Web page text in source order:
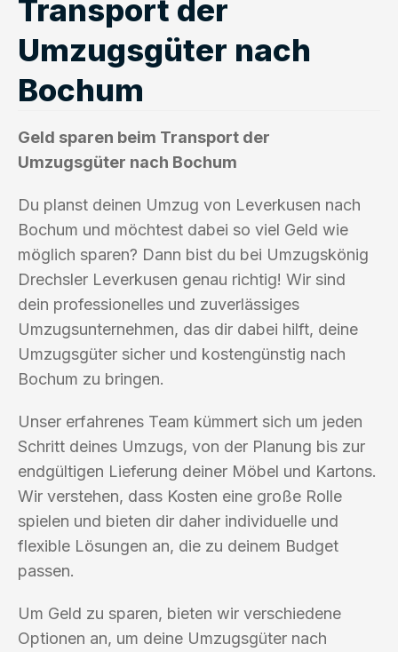
Transport der
Umzugsgüter nach
Bochum
Geld sparen beim Transport der
Umzugsgüter nach Bochum
Du planst deinen Umzug von Leverkusen nach
Bochum und möchtest dabei so viel Geld wie
möglich sparen? Dann bist du bei Umzugskönig
Drechsler Leverkusen genau richtig! Wir sind
dein professionelles und zuverlässiges
Umzugsunternehmen, das dir dabei hilft, deine
Umzugsgüter sicher und kostengünstig nach
Bochum zu bringen.
Unser erfahrenes Team kümmert sich um jeden
Schritt deines Umzugs, von der Planung bis zur
endgültigen Lieferung deiner Möbel und Kartons.
Wir verstehen, dass Kosten eine große Rolle
spielen und bieten dir daher individuelle und
flexible Lösungen an, die zu deinem Budget
passen.
Um Geld zu sparen, bieten wir verschiedene
Optionen an, um deine Umzugsgüter nach